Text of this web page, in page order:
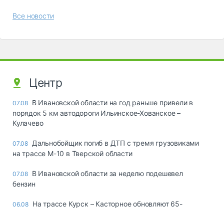
Все новости
Центр
07.08 В Ивановской области на год раньше привели в
порядок 5 км автодороги Ильинское-Хованское –
Кулачево
07.08 Дальнобойщик погиб в ДТП с тремя грузовиками
на трассе М-10 в Тверской области
07.08 В Ивановской области за неделю подешевел
бензин
06.08 На трассе Курск – Касторное обновляют 65-